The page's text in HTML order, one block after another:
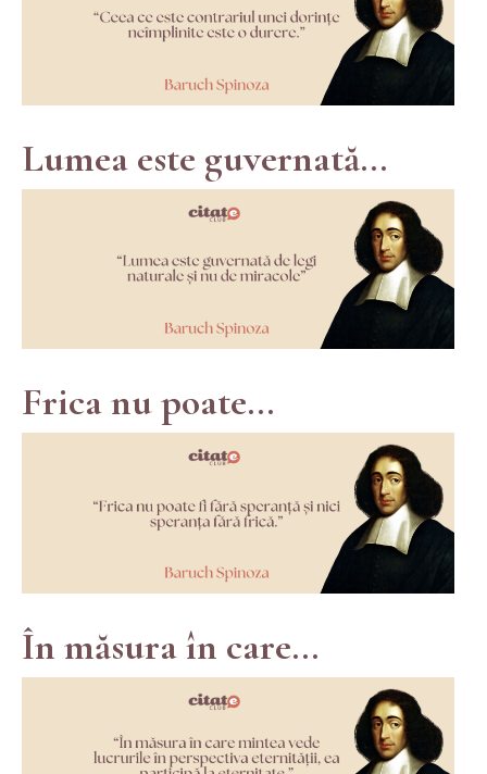
Lumea este guvernată...
Frica nu poate...
În măsura în care...